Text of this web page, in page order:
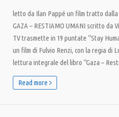
letto da Ilan Pappé un film tratto
GAZA – RESTIAMO UMANI scritto da
TV trasmette in 19 puntate “Stay
un film di Fulvio Renzi, con la regia di
lettura integrale del libro “Gaza –
Read more